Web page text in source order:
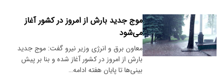
موج جدید بارش از امروز در کشور آغاز
می‌شود
معاون برق و انرژی وزیر نیرو گفت: موج جدید
بارش از امروز در کشور آغاز شده و بنا بر پیش
بینی‌ها تا پایان هفته ادامه…